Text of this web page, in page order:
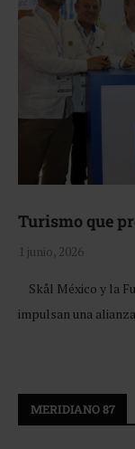
Turismo que
1 junio, 2026
Skål México y la
impulsan una
MERIDIANO 87